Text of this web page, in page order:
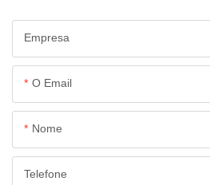
Empresa
O Email
Nome
Telefone